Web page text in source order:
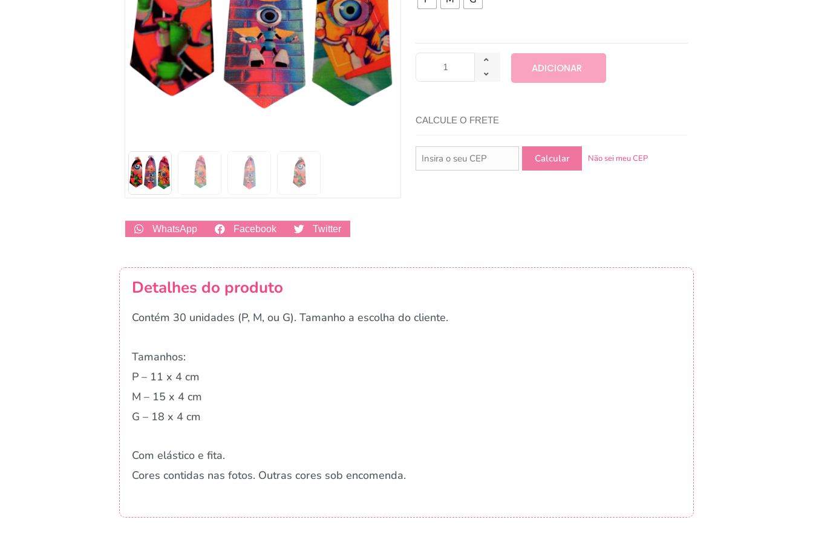
WhatsApp Facebook Twitter
ADICIONAR
CALCULE O FRETE
Não sei meu CEP
Detalhes do produto
Contém 30 unidades (P, M, ou G). Tamanho a escolha do cliente.
Tamanhos:
P – 11 x 4 cm
M – 15 x 4 cm
G – 18 x 4 cm
Com elástico e fita.
Cores contidas nas fotos. Outras cores sob encomenda.
Campanha lançada com sucesso!